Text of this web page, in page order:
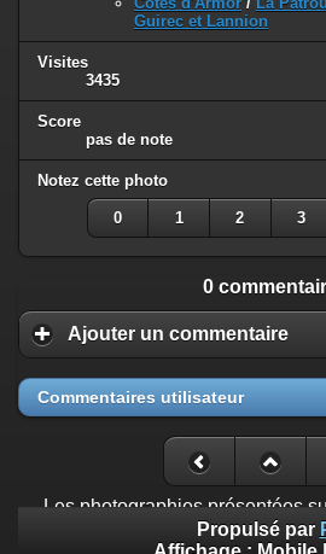
Guirec et Lannion
Visites
3435
Score
pas de note
Notez cette photo
0 1 2 3
0
Ajouter un commentaire
Commentaires utilisateur
Propulsé par
Les photographies présentées
libres de droit. Toute utilisation